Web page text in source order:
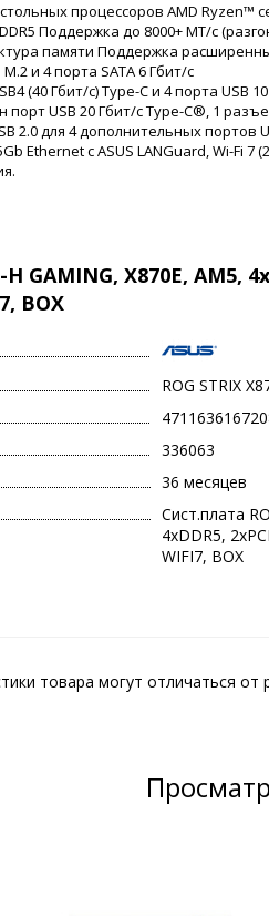
процессоров AMD Ryzen™
Поддержка до 8000+ МТ/с
памяти Поддержка
и 4 порта SATA 6 Гбит/с
(40 Гбит/с) Type-C и 4 порта USB
USB 20 Гбит/с Type-C®, 1
2.0 для 4 дополнительных портов
Ethernet с ASUS LANGuard, Wi-Fi 7
GAMING, X870E, AM5,
BOX
ROG STRIX
336063
36 месяцев
Сист.плата
4xDDR5,
WIFI7, BOX
товара могут отличаться